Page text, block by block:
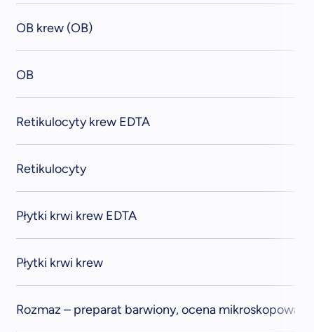
OB krew (OB)
OB
Retikulocyty krew EDTA
Retikulocyty
Płytki krwi krew EDTA
Płytki krwi krew
Rozmaz – preparat barwiony, ocena mikroskopowa